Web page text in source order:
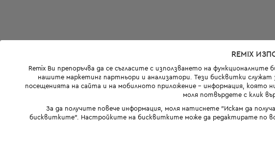
REMIX
Remix Ви препоръчва да се съгласите с използването на
нашите маркетинг партньори и анализатори. Тези бисквитки служат
посещенията на сайта и на мобилното приложение - информация, която
моля потвърдете с клик
За да получите повече информация, моля натиснете "Искам да
бисквитките". Настройките на бисквитките може да редактирате по